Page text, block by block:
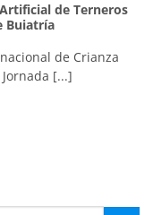
de Terneros
Buiatría
de Crianza
[...]